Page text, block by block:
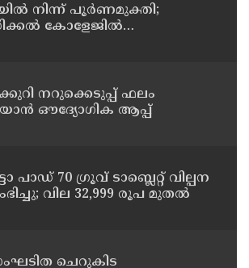
നിന്ന് പൂർണമുക്തി;
കോളേജിൽ
നറുക്കെടുപ്പ് ഫലം
ഔദ്യോഗിക ആപ്പ്
പാഡ് 70 ഗ്രൂവ് ടാബ്ലെറ്റ് വില്പന
വില 32,999 രൂപ മുതൽ
ചെറുകിട